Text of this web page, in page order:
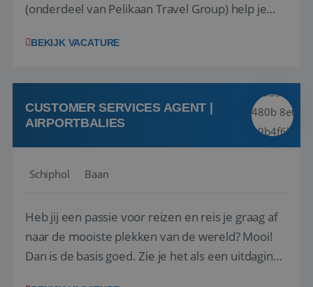
(onderdeel van Pelikaan Travel Group) help je
vinden. Samen maken we van elke reis een
hebt in de reisbranche of j...
BEKIJK VACATURE
CUSTOMER SERVICES AGENT |
AIRPORTBALIES
Schiphol Baan
Heb jij een passie voor reizen en reis je graag af
naar de mooiste plekken van de wereld? Mooi!
Dan is de basis goed. Zie je het als een uitdaging